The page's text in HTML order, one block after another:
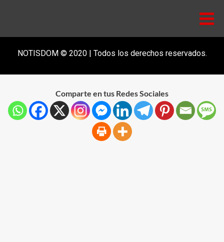
NOTISDOM © 2020 | Todos los derechos reservados.
Comparte en tus Redes Sociales